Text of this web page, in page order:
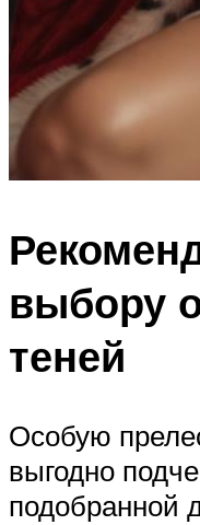
выбору
теней
Особую
выгодно
подобранной